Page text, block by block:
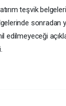
teşvik
sonradan
edilmeyeceği